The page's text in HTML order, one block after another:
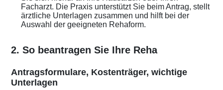
Facharzt. Die Praxis unterstützt Sie beim Antrag, stellt
ärztliche Unterlagen zusammen und hilft bei der
Auswahl der geeigneten Rehaform.
2. So beantragen Sie Ihre Reha
Antragsformulare, Kostenträger, wichtige
Unterlagen